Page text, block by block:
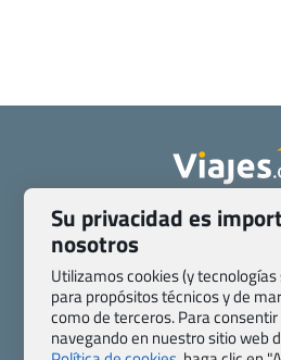
Quienes somos
Pasaporte, Visado, Salud y otras
Blog de Viajes.com
Preguntas frecuentes
Política de privacidad y cookies
Todas las páginas
Su privacidad es
nosotros
Utilizamos cookies (y
para propósitos técnicos y de
como de terceros. Para
navegando en nuestro sitio web